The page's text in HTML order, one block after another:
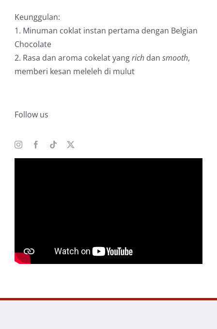
Keunggulan:
1. Minuman coklat instan pertama dengan Belgian
Chocolate
2. Rasa dan aroma cokelat yangrich dan smooth,
memberi kesan meleleh di mulut
Follow us